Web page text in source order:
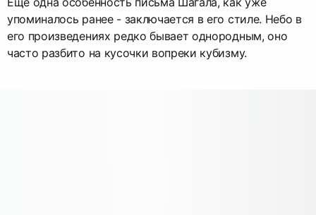
упоминалось ранее - заключается в его стиле. Небо в
его произведениях редко бывает однородным, оно
часто разбито на кусочки вопреки кубизму.